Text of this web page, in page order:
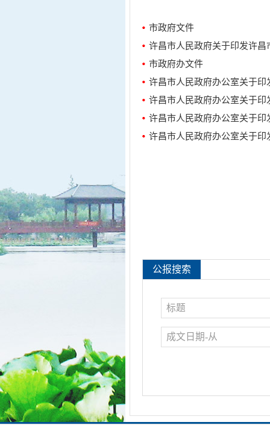
市政府文件
许昌市人民政府关于印发许
市政府办文件
许昌市人民政府办公室关于
许昌市人民政府办公室关于